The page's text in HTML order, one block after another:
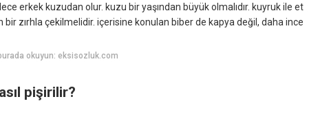
erkek kuzudan olur. kuzu bir yaşından büyük olmalıdır. kuyruk ile et
bir zırhla çekilmelidir. içerisine konulan biber de kapya değil, daha ince
okuyun: eksisozluk.com
pişirilir?